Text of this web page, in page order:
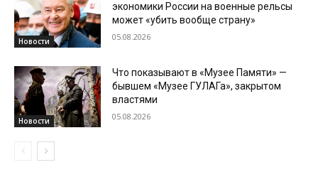
Новости
экономики России на военные рельсы
может «убить вообще страну»
05.08.2026
Новости
Что показывают в «Музее Памяти» —
бывшем «Музее ГУЛАГа», закрытом
властями
05.08.2026